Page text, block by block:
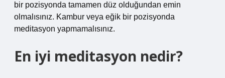
bir pozisyonda tamamen düz olduğundan emin
olmalısınız. Kambur veya eğik bir pozisyonda
meditasyon yapmamalısınız.
En iyi meditasyon nedir?